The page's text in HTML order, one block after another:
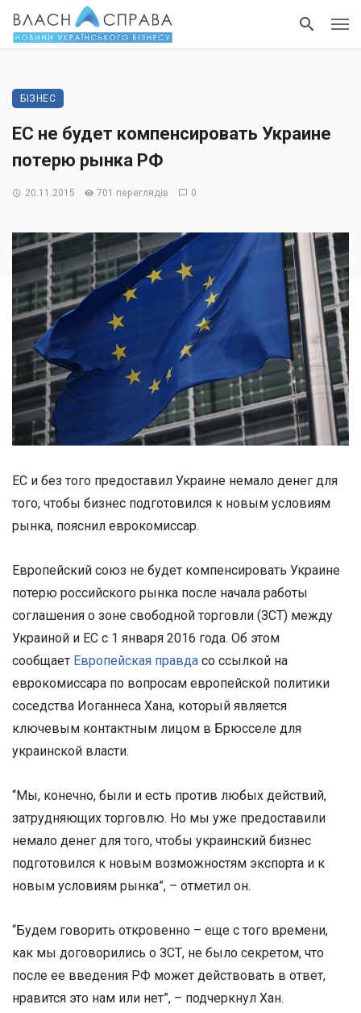
БІЗНЕС
ЕС не будет компенсировать Украине
потерю рынка РФ
20.11.2015 701 переглядів 0
ЕС и без того предоставил Украине немало денег для
того, чтобы бизнес подготовился к новым условиям
рынка, пояснил еврокомиссар.
Европейский союз не будет компенсировать Украине
потерю российского рынка после начала работы
соглашения о зоне свободной торговли (ЗСТ) между
Украиной и ЕС с 1 января 2016 года. Об этом
сообщает Европейская правда со ссылкой на
еврокомиссара по вопросам европейской политики
соседства Иоганнеса Хана, который является
ключевым контактным лицом в Брюсселе для
украинской власти.
“Мы, конечно, были и есть против любых действий,
затрудняющих торговлю. Но мы уже предоставили
немало денег для того, чтобы украинский бизнес
подготовился к новым возможностям экспорта и к
новым условиям рынка”, – отметил он.
“Будем говорить откровенно – еще с того времени,
как мы договорились о ЗСТ, не было секретом, что
после ее введения РФ может действовать в ответ,
нравится это нам или нет”, – подчеркнул Хан.